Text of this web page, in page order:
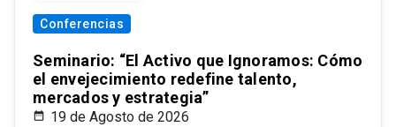
Conferencias
Seminario: “El Activo que Ignoramos: Cómo
el envejecimiento redefine talento,
mercados y estrategia”
19 de Agosto de 2026